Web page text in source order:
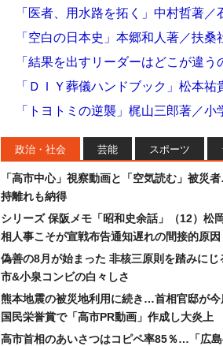
「医者、用水路を拓く」中村哲著／
「空白の日本史」本郷和人著／扶
「結果を出すリーダーはどこが違
「ＤＩＹ葬儀ハンドブック」松本祐
「トヨトミの逆襲」梶山三郎著／小
政治・社会 芸能 スポーツ
「高市中心」視察動画と「空気読む」被災
持離れも納得
シリーズ 保阪メモ「昭和史余話」（12）松
相人事こそが宣戦布告通知遅れの間接的原因
偽善の8月が始まった 非核三原則を踏みにじ
市&小泉コンビの白々しさ
熊本地震の被災地利用に続き…首相官邸が今
国民栄誉賞で「高市PR動画」作成し大炎上
高市首相のあいさつはコピペ率85％…「広